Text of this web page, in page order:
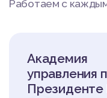
Работаем с
Академия
управления
Президенте